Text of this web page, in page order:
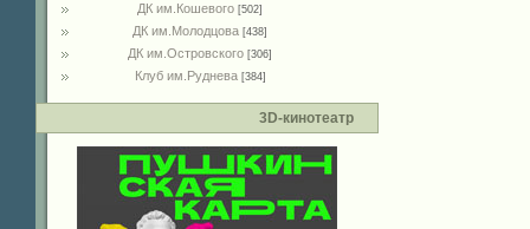
ДК им.Кошевого [502]
ДК им.Молодцова [438]
ДК им.Островского [306]
Клуб им.Руднева [384]
3D-кинотеатр